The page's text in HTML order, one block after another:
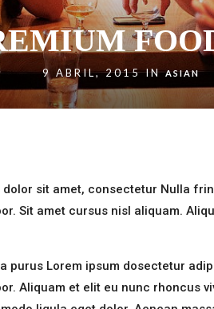
9 ABRIL, 2015 INASIAN
sit amet, consectetur Nulla
Sit amet cursus nisl aliquam.
purus Lorem ipsum dosectetur
Aliquam et elit eu nunc rhoncus